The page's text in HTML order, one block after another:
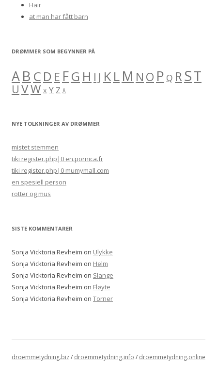
Hair
at man har fått barn
DRØMMER SOM BEGYNNER PÅ
AB C D E FG H I J KLM N O P Q RST
U VW X Y Z Å
NYE TOLKNINGER AV DRØMMER
mistet stemmen
tiki register.php|0 en.pornica.fr
tiki register.php|0 mumymall.com
en spesiell person
rotter og mus
SISTE KOMMENTARER
Sonja Vicktoria Revheim on Ulykke
Sonja Vicktoria Revheim on Helm
Sonja Vicktoria Revheim on Slange
Sonja Vicktoria Revheim on Fløyte
Sonja Vicktoria Revheim on Torner
droemmetydning.biz/ droemmetydning.info / droemmetydning.online